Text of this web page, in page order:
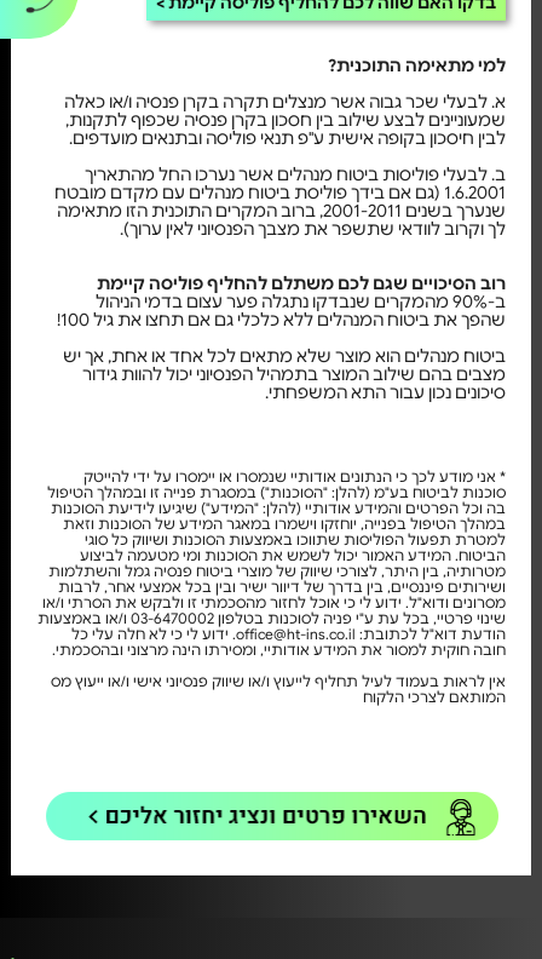
למי מתאימה התוכנית?
א. לבעלי שכר גבוה אשר מנצלים תקרה בקרן פנסיה ו/או כאלה
שמעוניינים לבצע שילוב בין חסכון בקרן פנסיה שכפוף לתקנות,
לבין חיסכון בקופה אישית ע"פ תנאי פוליסה ובתנאים מועדפים.
ב. לבעלי פוליסות ביטוח מנהלים אשר נערכו החל מהתאריך
1.6.2001 (גם אם בידך פוליסת ביטוח מנהלים עם מקדם מובטח
שנערך בשנים 2001-2011, ברוב המקרים התוכנית הזו מתאימה
לך וקרוב לוודאי שתשפר את מצבך הפנסיוני לאין ערוך).
רוב הסיכויים שגם לכם משתלם להחליף פוליסה קיימת
ב-90% מהמקרים שנבדקו נתגלה פער עצום בדמי הניהול
שהפך את ביטוח המנהלים ללא כלכלי גם אם תחצו את גיל 100!
ביטוח מנהלים הוא מוצר שלא מתאים לכל אחד או אחת, אך יש
מצבים בהם שילוב המוצר בתמהיל הפנסיוני יכול להוות גידור
סיכונים נכון עבור התא המשפחתי.
* אני מודע לכך כי הנתונים אודותיי שנמסרו או יימסרו על ידי להייטק
סוכנות לביטוח בע"מ (להלן: "הסוכנות") במסגרת פנייה זו ובמהלך הטיפול
בה וכל הפרטים והמידע אודותיי (להלן: "המידע") שיגיעו לידיעת הסוכנות
במהלך הטיפול בפנייה, יוחזקו וישמרו במאגר המידע של הסוכנות וזאת
למטרת תפעול הפוליסות שתווכו באמצעות הסוכנות ושיווק כל סוגי
הביטוח. המידע האמור יכול לשמש את הסוכנות ומי מטעמה לביצוע
מטרותיה, בין היתר, לצורכי שיווק של מוצרי ביטוח פנסיה גמל והשתלמות
ושירותים פיננסיים, בין בדרך של דיוור ישיר ובין בכל אמצעי אחר, לרבות
מסרונים ודוא"ל. ידוע לי כי אוכל לחזור מהסכמתי זו ולבקש את הסרתי ו/או
שינוי פרטיי, בכל עת ע"י פניה לסוכנות בטלפון 03-6470002 ו/או באמצעות
הודעת דוא"ל לכתובת: office@ht-ins.co.il. ידוע לי כי לא חלה עלי כל
חובה חוקית למסור את המידע אודותיי, ומסירתו הינה מרצוני ובהסכמתי.
אין לראות בעמוד לעיל תחליף לייעוץ ו/או שיווק פנסיוני אישי ו/או ייעוץ מס
המותאם לצרכי הלקוח